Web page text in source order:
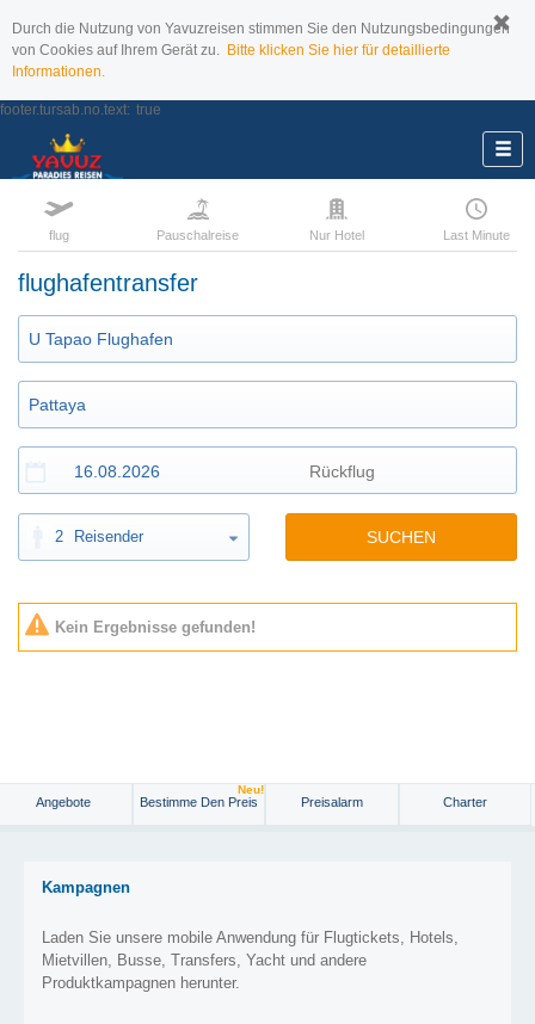
Durch die Nutzung von Yavuzreisen stimmen Sie den Nutzungsbedingungen
von Cookies auf Ihrem Gerät zu. Bitte klicken Sie hier für detaillierte
Informationen.
footer.tursab.no.text: true
flug Pauschalreise Nur Hotel Last Minute
flughafentransfer
2 Reisender SUCHEN
Kein Ergebnisse gefunden!
Angebote Bestimme Den Preis
Neu!
Preisalarm Charter
Kampagnen
Laden Sie unsere mobile Anwendung für Flugtickets, Hotels,
Mietvillen, Busse, Transfers, Yacht und andere
Produktkampagnen herunter.